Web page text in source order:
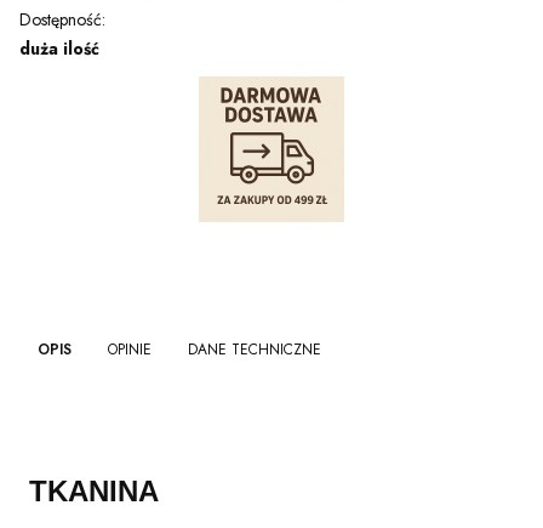
Dostępność:
duża ilość
OPIS OPINIE DANE TECHNICZNE
TKANINA